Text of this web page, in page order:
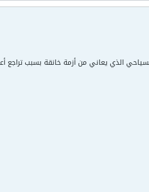
الذي يعاني من أزمة خانقة بسبب تراجع